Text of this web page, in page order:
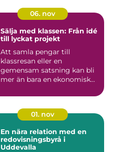
06. nov
Sälja med klassen: Från idé
till lyckat projekt
Att samla pengar till
klassresan eller en
gemensam satsning kan bli
mer än bara en ekonomisk
01. nov
En nära relation med en
redovisningsbyrå i
Uddevalla